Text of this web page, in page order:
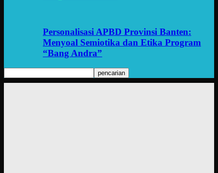
Personalisasi APBD Provinsi Banten:
Menyoal Semiotika dan Etika Program
“Bang Andra”